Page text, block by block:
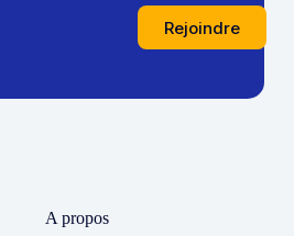
Rejoindre
A propos